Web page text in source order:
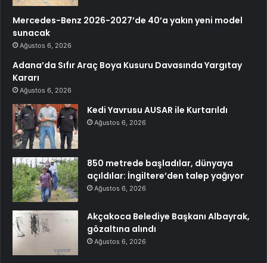
Mercedes-Benz 2026-2027’de 40’a yakın yeni model
sunacak
Ağustos 6, 2026
Adana’da Sıfır Araç Boya Kusuru Davasında Yargıtay
Kararı
Ağustos 6, 2026
Kedi Yavrusu AUSAR ile Kurtarıldı
Ağustos 6, 2026
850 metrede başladılar, dünyaya
açıldılar: İngiltere’den talep yağıyor
Ağustos 6, 2026
Akçakoca Belediye Başkanı Albayrak,
gözaltına alındı
Ağustos 6, 2026